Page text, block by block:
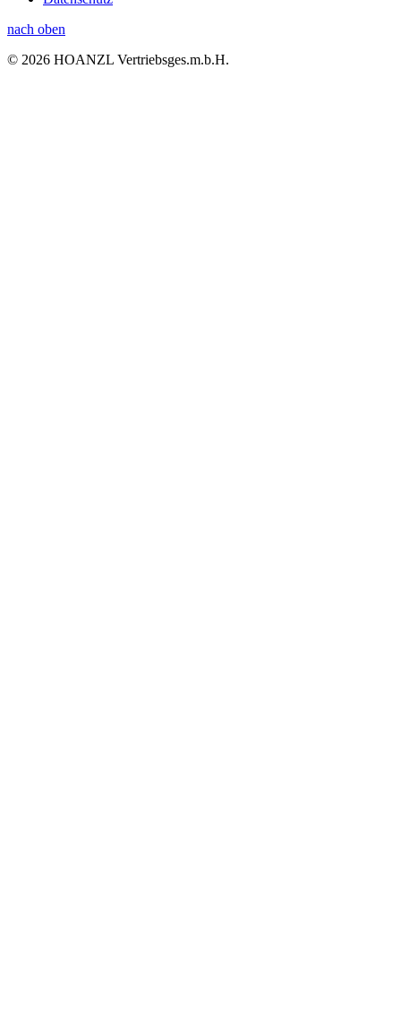
nach oben
© 2026 HOANZL Vertriebsges.m.b.H.